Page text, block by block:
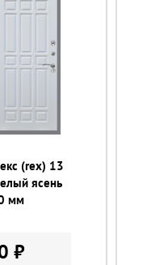
(rex) 13
ясень
мм
₽